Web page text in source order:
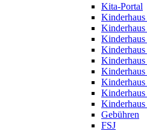
Kita-Portal
Kinderhaus
Kinderhaus
Kinderhaus
Gebühren
FSJ